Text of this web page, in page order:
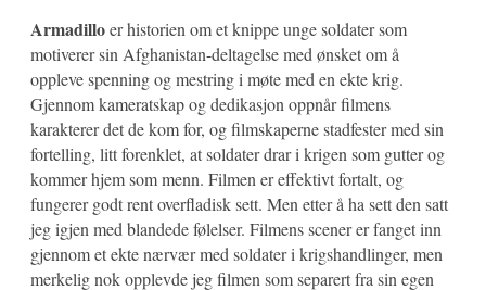
Armadilloer historien om et knippe unge soldater som
motiverer sin Afghanistan-deltagelse med ønsket om å
oppleve spenning og mestring i møte med en ekte krig.
Gjennom kameratskap og dedikasjon oppnår filmens
karakterer det de kom for, og filmskaperne stadfester med sin
fortelling, litt forenklet, at soldater drar i krigen som gutter og
kommer hjem som menn. Filmen er effektivt fortalt, og
fungerer godt rent overfladisk sett. Men etter å ha sett den satt
jeg igjen med blandede følelser. Filmens scener er fanget inn
gjennom et ekte nærvær med soldater i krigshandlinger, men
merkelig nok opplevde jeg filmen som separert fra sin egen